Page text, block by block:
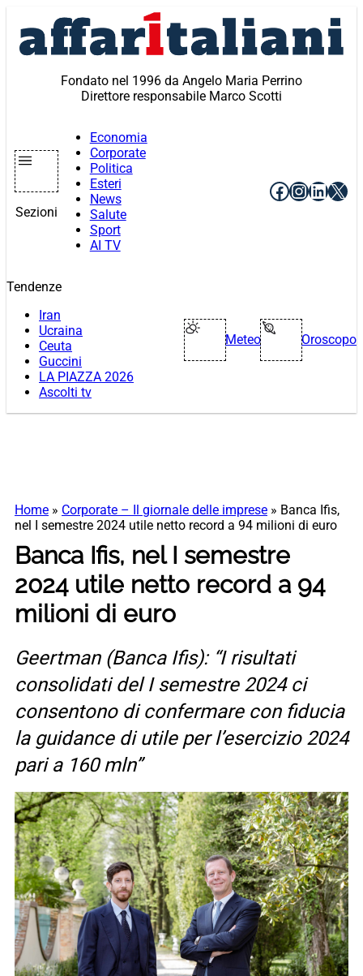
contenuto
Fondato nel 1996 da Angelo Maria Perrino
Direttore responsabile Marco Scotti
Sezioni
Economia
Corporate
Politica
Esteri
News
Salute
Sport
AI TV
Facebook
X
Tendenze
Iran
Ucraina
Ceuta
Guccini
LA PIAZZA 2026
Ascolti tv
Meteo Oroscopo
Home » Corporate – Il giornale delle imprese » Banca Ifis,
nel I semestre 2024 utile netto record a 94 milioni di euro
Banca Ifis, nel I semestre
2024 utile netto record a 94
milioni di euro
Geertman (Banca Ifis): “I risultati
consolidati del I semestre 2024 ci
consentono di confermare con fiducia
la guidance di utile per l’esercizio 2024
pari a 160 mln”